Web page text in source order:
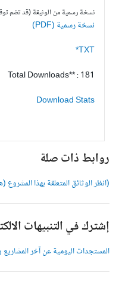
نسخة رسمية من الوثيقة (قد تضم
نسخة رسمية (PDF)
TXT*
Total Downloads** : 181
Download Stats
روابط ذات صلة
(انظر الوثائق المتعلقة بهذا المشروع
إشترك في التنبيهات
المستجدات اليومية عن آخر المشاريع